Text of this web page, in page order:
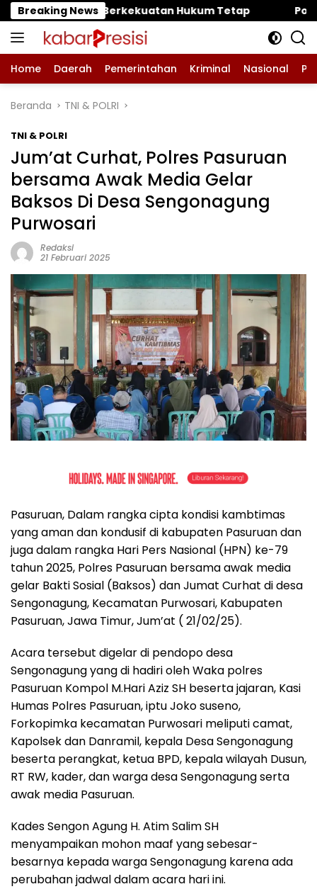
Langsung
ke
konten
Breaking News
Hukum Tetap ‎Polres Pasuruan Mutasi Tiga
Home Daerah Pemerintahan Kriminal Nasional
Beranda TNI & POLRI
TNI & POLRI
Jum’at Curhat, Polres Pasuruan
bersama Awak Media Gelar
Baksos Di Desa Sengonagung
Purwosari
Redaksi
21 Februari 2025
Pasuruan, Dalam rangka cipta kondisi kambtimas
yang aman dan kondusif di kabupaten Pasuruan dan
juga dalam rangka Hari Pers Nasional (HPN) ke-79
tahun 2025, Polres Pasuruan bersama awak media
gelar Bakti Sosial (Baksos) dan Jumat Curhat di desa
Sengonagung, Kecamatan Purwosari, Kabupaten
Pasuruan, Jawa Timur, Jum’at ( 21/02/25).
Acara tersebut digelar di pendopo desa
Sengonagung yang di hadiri oleh Waka polres
Pasuruan Kompol M.Hari Aziz SH beserta jajaran, Kasi
Humas Polres Pasuruan, iptu Joko suseno,
Forkopimka kecamatan Purwosari meliputi camat,
Kapolsek dan Danramil, kepala Desa Sengonagung
beserta perangkat, ketua BPD, kepala wilayah Dusun,
RT RW, kader, dan warga desa Sengonagung serta
awak media Pasuruan.
Kades Sengon Agung H. Atim Salim SH
menyampaikan mohon maaf yang sebesar-
besarnya kepada warga Sengonagung karena ada
perubahan jadwal dalam acara hari ini.